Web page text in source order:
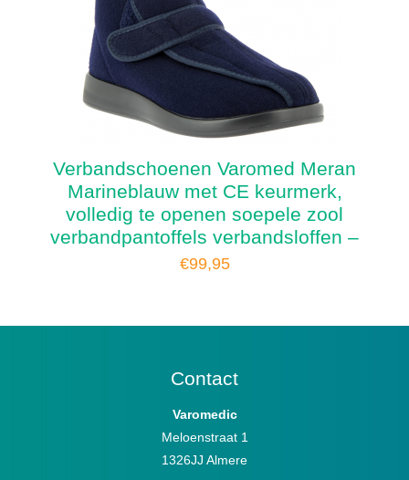
Verbandschoenen Varomed Meran
Marineblauw met CE keurmerk,
volledig te openen soepele zool
verbandpantoffels verbandsloffen –
€99,95
Contact
Varomedic
Meloenstraat 1
1326JJ Almere